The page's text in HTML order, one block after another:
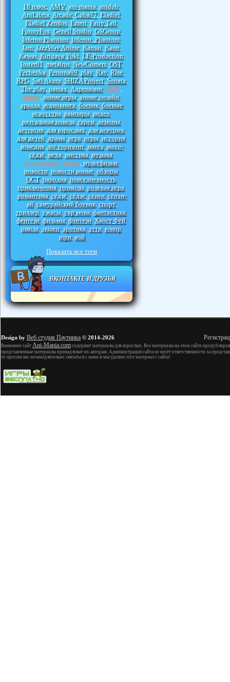
18 плюс, AMV, ani-mania, anidub,
AniLibria, Arcade, Cuba77, Eladiel,
Eladiel Zendos, Emeri, Fairy Tail,
FunnyFox, Gezell Studio, GSGroup,
Inferno Phantom, Inferno_Phantom,
Jam, JazzWay Anime, Kansai, Kaon,
Kawas, Kirigava Yuki, LE-Production,
loster01, metalrus, NewComers, OST,
Pechenka, Persona99, play, Ray, Rise,
RPG, Sati Akura, SHIZA Project, Sonata,
The play, uamax, Адреналин, АМВ
аниме аниме игры, аниме онлайн,
аркада, аудиокнига, боевик, боевые
искусства, вампиры, видео,
визуальная новела, гарем, демоны,
детектив, для взрослых, для девушек,
для детей, драма, игра, игры, история,
комедия, лог горизонт, манга, махо-
сёдзё, меха, мистика, музыка,
музыкальное видео мультфильм,
новости, новости аниме, обзоры,
ОСТ, пародия, повседневность,
приключения, приколы, ролевая игра,
романтика, сёдзё, сёдзе, сёнен, сёнэн-
ай, самурайский боевик, спорт,
триллер, ужасы, укр мова, фантастика,
фентези, фильмы, фэнтези, Хвост Фей,
школа, экшен, эротика, этти, юмор,
юри, яой
Показать все теги
ВКОНТАКТЕ И ДРУЗЬЯ
Design by Веб студия Паутинка © 2014-2026
Внимание сайт Ani-Mania.com содержит материалы для взрослых. Все материалы на этом сайте
представленные материалы принадлежат их авторам. Администрация сайта не несёт ответственности за
то просим вас незамедлительно связаться с нами и мы удалим этот материал с сайта!